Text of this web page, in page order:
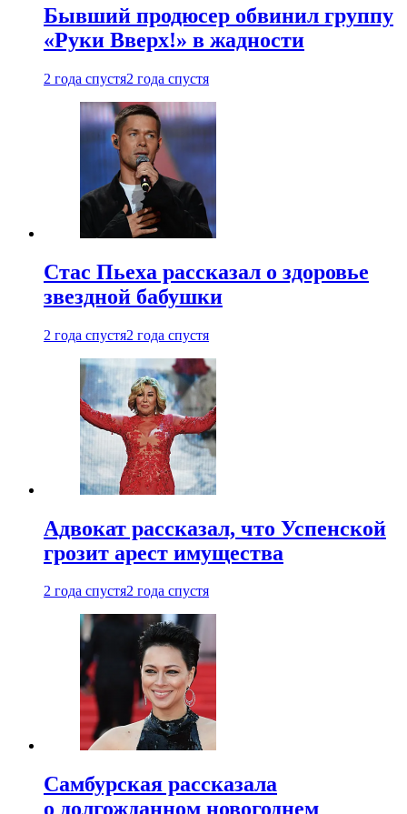
Бывший продюсер обвинил группу
«Руки Вверх!» в жадности
2 года спустя2 года спустя
Стас Пьеха рассказал о здоровье
звездной бабушки
2 года спустя2 года спустя
Адвокат рассказал, что Успенской
грозит арест имущества
2 года спустя2 года спустя
Самбурская рассказала
о долгожданном новогоднем